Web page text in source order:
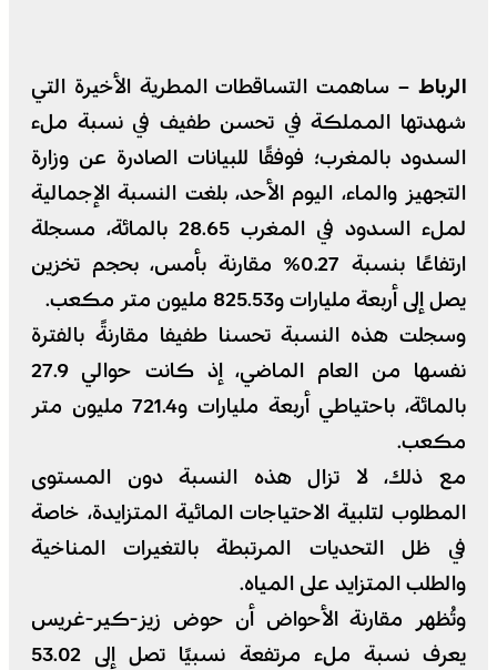
الرباط –ساهمت التساقطات المطرية الأخيرة التي
شهدتها المملكة في تحسن طفيف في نسبة ملء
السدود بالمغرب؛ فوفقًا للبيانات الصادرة عن وزارة
التجهيز والماء، اليوم الأحد، بلغت النسبة الإجمالية
لملء السدود في المغرب 28.65 بالمائة، مسجلة
ارتفاعًا بنسبة 0.27% مقارنة بأمس، بحجم تخزين
يصل إلى أربعة مليارات و825.53 مليون متر مكعب.
وسجلت هذه النسبة تحسنا طفيفا مقارنةً بالفترة
نفسها من العام الماضي، إذ كانت حوالي 27.9
بالمائة، باحتياطي أربعة مليارات و721.4 مليون متر
مكعب.
مع ذلك، لا تزال هذه النسبة دون المستوى
المطلوب لتلبية الاحتياجات المائية المتزايدة، خاصة
في ظل التحديات المرتبطة بالتغيرات المناخية
والطلب المتزايد على المياه.
وتُظهر مقارنة الأحواض أن حوض زيز-كير-غريس
يعرف نسبة ملء مرتفعة نسبيًا تصل إلى 53.02